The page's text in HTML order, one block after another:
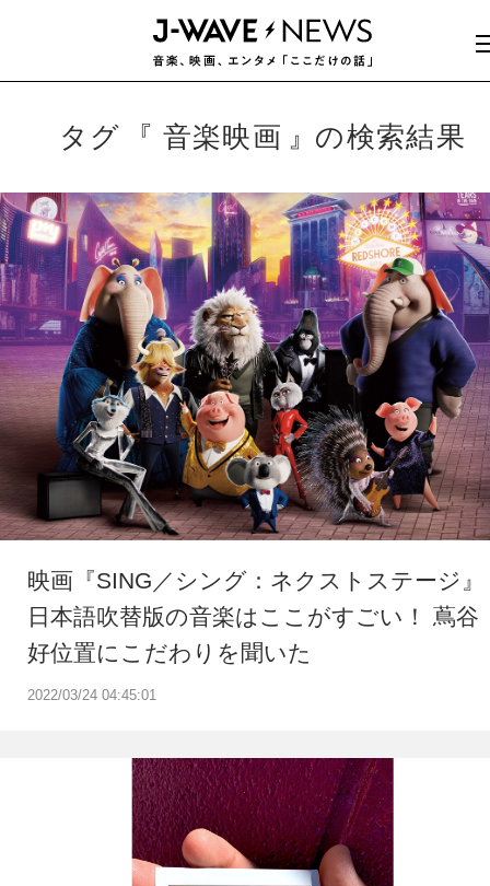
タグ 音楽映画 の検索結果
2022/03/24 04:45:01
映画『SING／シング：ネクストステージ』
日本語吹替版の音楽はここがすごい！ 蔦谷
好位置にこだわりを聞いた